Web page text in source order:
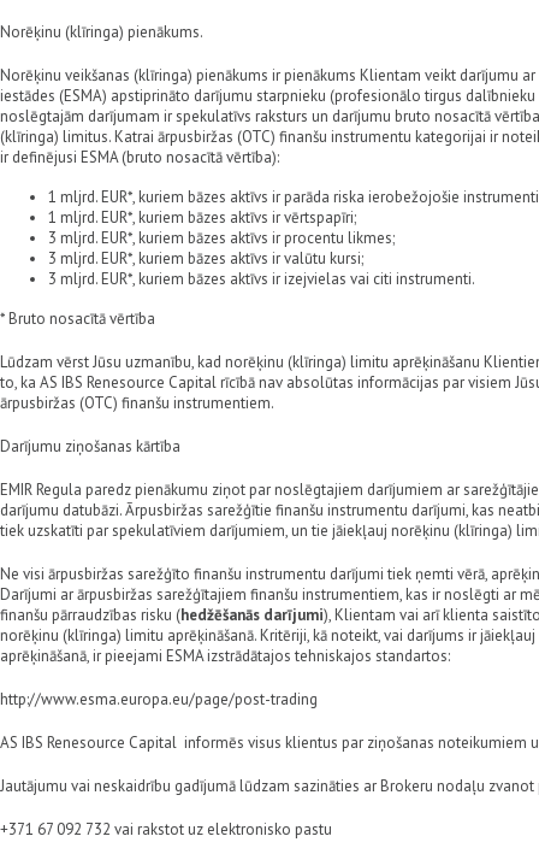
Norēķinu (klīringa) pienākums.
Norēķinu veikšanas (klīringa) pienākums ir pienākums Klientam veikt darījumu
iestādes (ESMA) apstiprināto darījumu starpnieku (profesionālo tirgus
noslēgtajām darījumam ir spekulatīvs raksturs un darījumu bruto nosacītā
(klīringa) limitus. Katrai ārpusbiržas (OTC) finanšu instrumentu kategorijai ir
ir definējusi ESMA (bruto nosacītā vērtība):
1 mljrd. EUR*, kuriem bāzes aktīvs ir parāda riska ierobežojošie
1 mljrd. EUR*, kuriem bāzes aktīvs ir vērtspapīri;
3 mljrd. EUR*, kuriem bāzes aktīvs ir procentu likmes;
3 mljrd. EUR*, kuriem bāzes aktīvs ir valūtu kursi;
3 mljrd. EUR*, kuriem bāzes aktīvs ir izejvielas vai citi instrumenti.
* Bruto nosacītā vērtība
Lūdzam vērst Jūsu uzmanību, kad norēķinu (klīringa) limitu aprēķināšanu
to, ka AS IBS Renesource Capital rīcībā nav absolūtas informācijas par visiem
ārpusbiržas (OTC) finanšu instrumentiem.
Darījumu ziņošanas kārtība
EMIR Regula paredz pienākumu ziņot par noslēgtajiem darījumiem ar
darījumu datubāzi. Ārpusbiržas sarežģītie finanšu instrumentu darījumi, kas
tiek uzskatīti par spekulatīviem darījumiem, un tie jāiekļauj norēķinu (klīringa)
Ne visi ārpusbiržas sarežģīto finanšu instrumentu darījumi tiek ņemti vērā,
Darījumi ar ārpusbiržas sarežģītajiem finanšu instrumentiem, kas ir noslēgti ar
finanšu pārraudzības risku (hedžēšanās darījumi), Klientam vai arī klienta
norēķinu (klīringa) limitu aprēķināšanā. Kritēriji, kā noteikt, vai darījums ir
aprēķināšanā, ir pieejami ESMA izstrādātajos tehniskajos standartos:
http://www.esma.europa.eu/page/post-trading
AS IBS Renesource Capital informēs visus klientus par ziņošanas noteikumiem
Jautājumu vai neskaidrību gadījumā lūdzam sazināties ar Brokeru nodaļu zvanot
+371 67 092 732 vai rakstot uz elektronisko pastu